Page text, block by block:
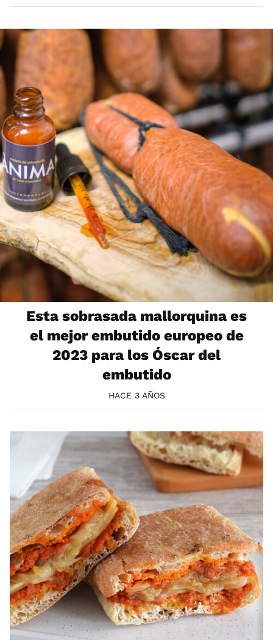
Esta sobrasada mallorquina es
el mejor embutido europeo de
2023 para los Óscar del
embutido
HACE 3 AÑOS